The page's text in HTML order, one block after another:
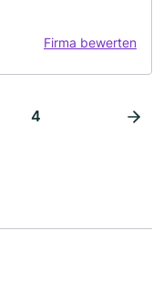
Firma bewerten
4